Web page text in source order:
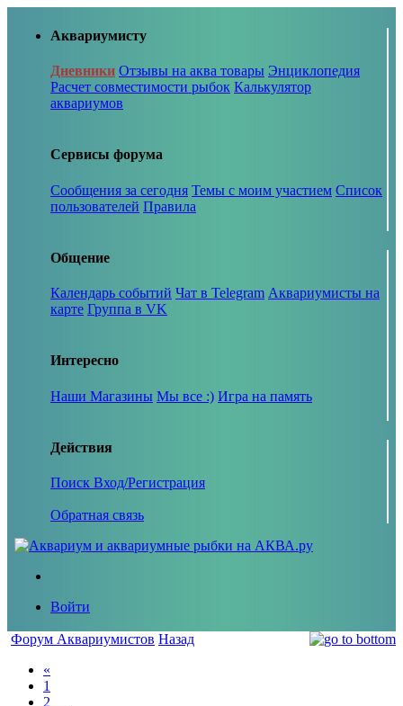
Аквариумисту
Дневники Отзывы на аква товары Энциклопедия
Расчет совместимости рыбок Калькулятор
аквариумов
Сервисы форума
Сообщения за сегодня Темы с моим участием Список
пользователей Правила
Общение
Календарь событий Чат в Telegram Аквариумисты на
карте Группа в VK
Интересно
Наши Магазины Мы все :) Игра на память
Действия
Поиск Вход/Регистрация
Обратная связь
Войти
Форум Аквариумистов Назад
«
1
2